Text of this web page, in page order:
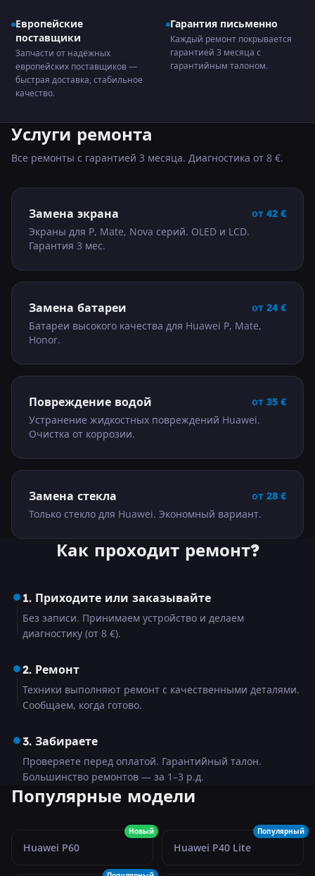
Европейские
поставщики
Запчасти от надёжных
европейских поставщиков —
быстрая доставка, стабильное
качество.
Гарантия письменно
Каждый ремонт покрывается
гарантией 3 месяца с
гарантийным талоном.
Услуги ремонта
Все ремонты с гарантией 3 месяца. Диагностика от 8 €.
Замена экрана от 42 €
Экраны для P, Mate, Nova серий. OLED и LCD.
Гарантия 3 мес.
Замена батареи от 24 €
Батареи высокого качества для Huawei P, Mate,
Honor.
Повреждение водой от 35 €
Устранение жидкостных повреждений Huawei.
Очистка от коррозии.
Замена стекла от 28 €
Только стекло для Huawei. Экономный вариант.
Как проходит ремонт?
1. Приходите или заказывайте
Без записи. Принимаем устройство и делаем
диагностику (от 8 €).
2. Ремонт
Техники выполняют ремонт с качественными деталями.
Сообщаем, когда готово.
3. Забираете
Проверяете перед оплатой. Гарантийный талон.
Большинство ремонтов — за 1–3 р.д.
Популярные модели
Новый
Huawei P60
Популярный
Huawei P40 Lite